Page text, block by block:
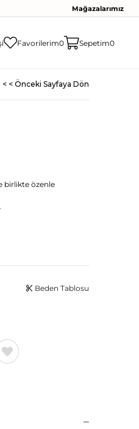
Mağazalarımız
Favorilerim0 Sepetim0
< < Önceki Sayfaya Dön
birlikte özenle
Beden Tablosu